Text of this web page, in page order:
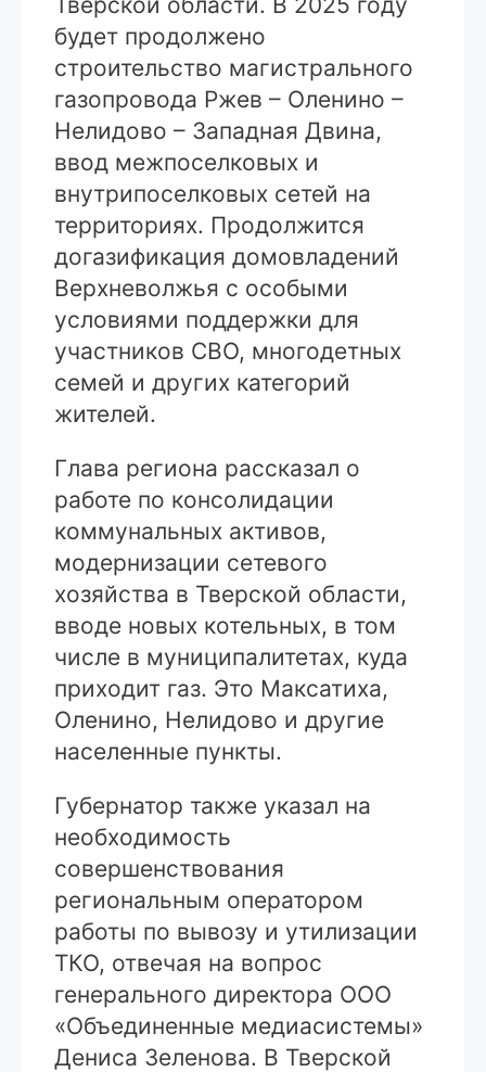
будет продолжено
строительство магистрального
газопровода Ржев – Оленино –
Нелидово – Западная Двина,
ввод межпоселковых и
внутрипоселковых сетей на
территориях. Продолжится
догазификация домовладений
Верхневолжья с особыми
условиями поддержки для
участников СВО, многодетных
семей и других категорий
жителей.
Глава региона рассказал о
работе по консолидации
коммунальных активов,
модернизации сетевого
хозяйства в Тверской области,
вводе новых котельных, в том
числе в муниципалитетах, куда
приходит газ. Это Максатиха,
Оленино, Нелидово и другие
населенные пункты.
Губернатор также указал на
необходимость
совершенствования
региональным оператором
работы по вывозу и утилизации
ТКО, отвечая на вопрос
генерального директора ООО
«Объединенные медиасистемы»
Дениса Зеленова. В Тверской